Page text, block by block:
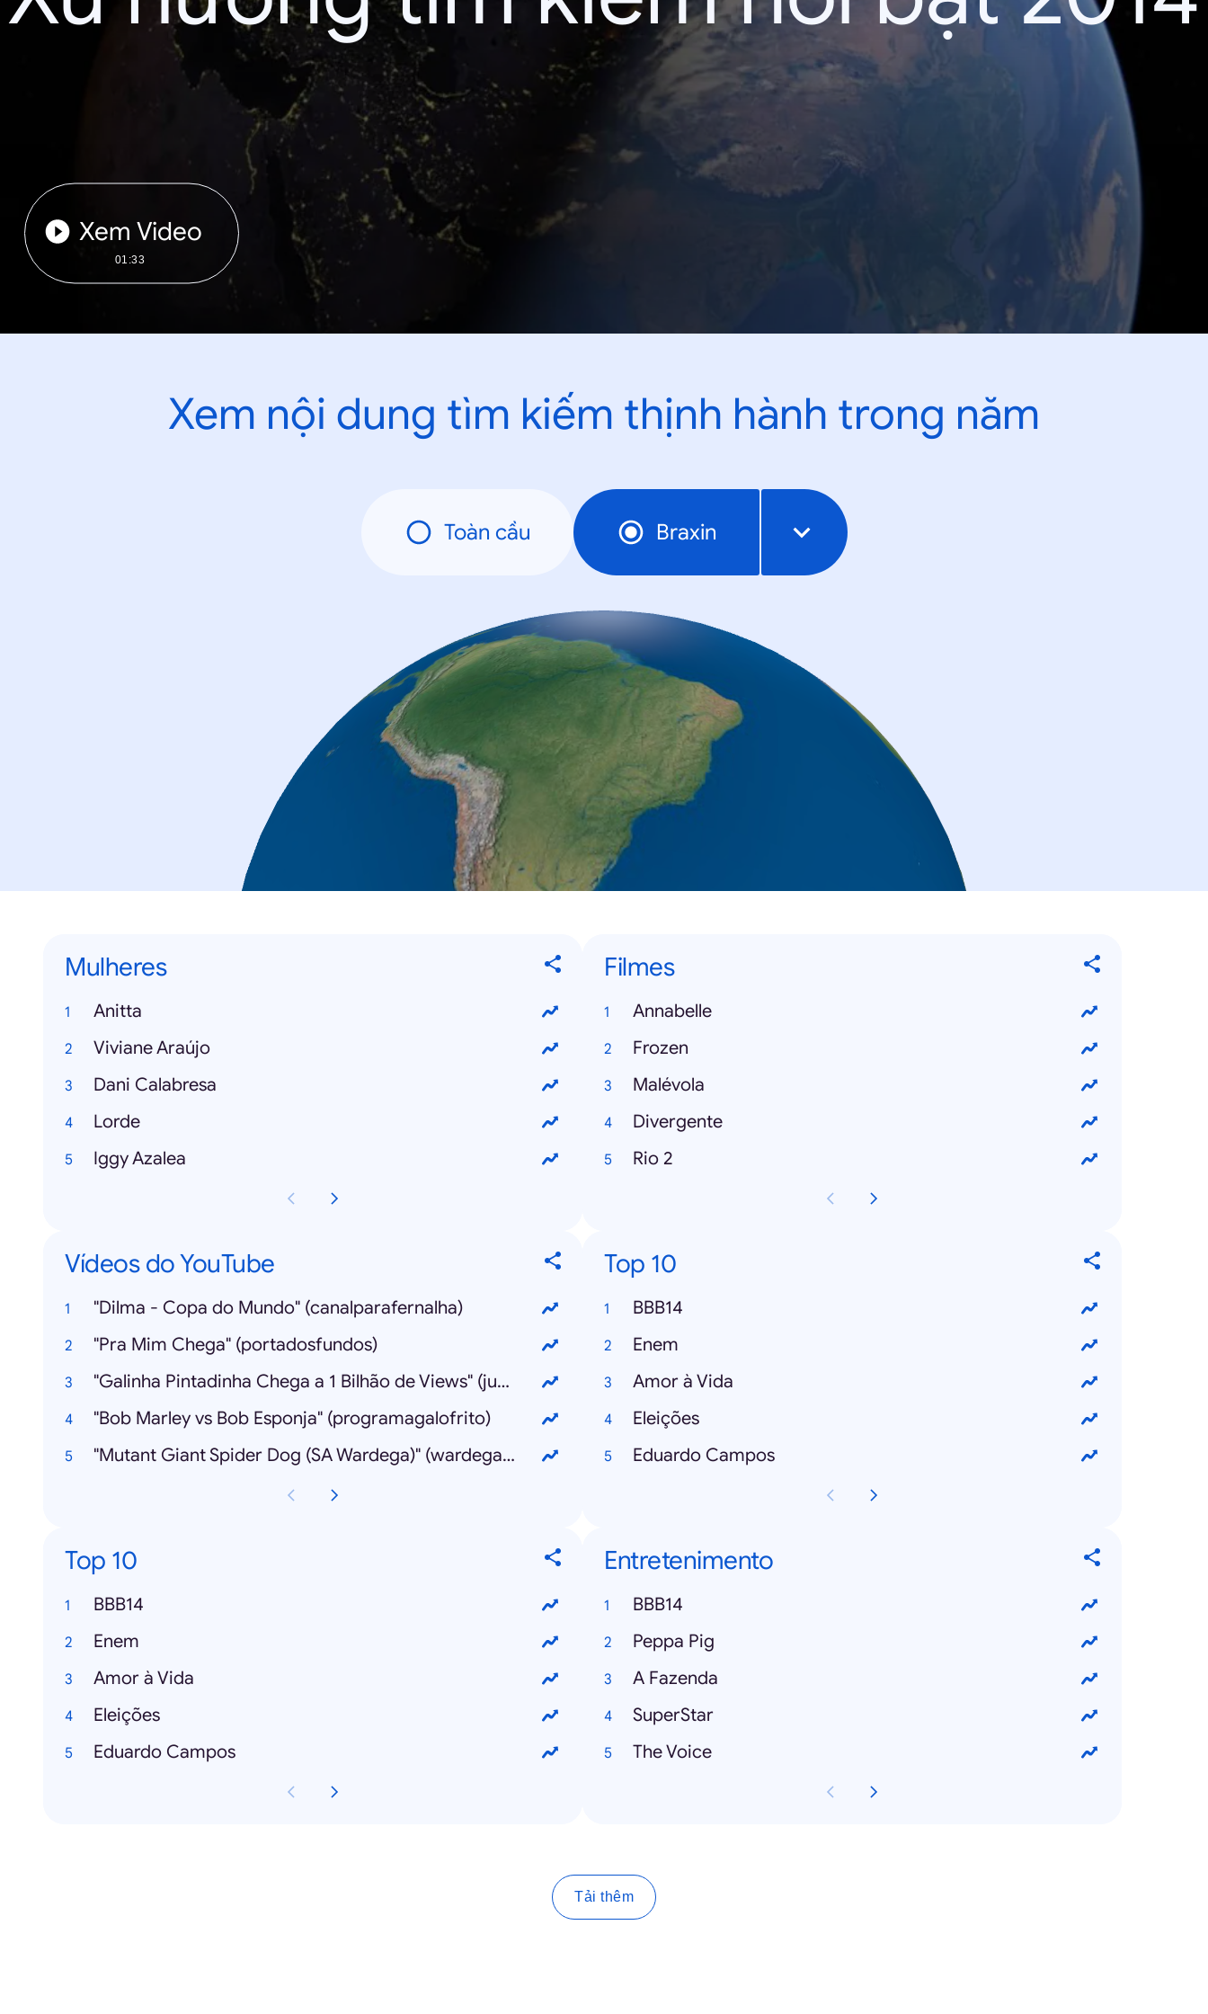
Xem Video
01:33
Xem nội dung tìm kiếm thịnh hành trong năm
Toàn cầu Braxin
Mulheres
Anitta
Viviane Araújo
Dani Calabresa
Lorde
Iggy Azalea
Filmes
Annabelle
Frozen
Malévola
Divergente
Rio 2
Vídeos do YouTube
"Dilma - Copa do Mundo" (canalparafernalha)
"Pra Mim Chega" (portadosfundos)
"Galinha Pintadinha Chega a 1 Bilhão de Views" (juptube)
"Bob Marley vs Bob Esponja" (programagalofrito)
"Mutant Giant Spider Dog (SA Wardega)" (wardegasa)
Top 10
BBB14
Enem
Amor à Vida
Eleições
Eduardo Campos
Top 10
BBB14
Enem
Amor à Vida
Eleições
Eduardo Campos
Entretenimento
BBB14
Peppa Pig
A Fazenda
SuperStar
The Voice
Tải thêm